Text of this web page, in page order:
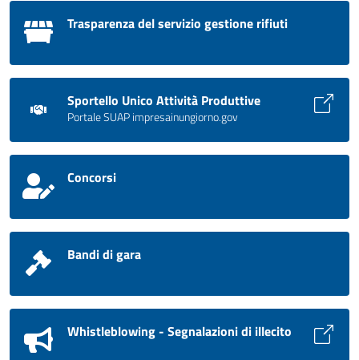
Trasparenza del servizio gestione rifiuti
Sportello Unico Attività Produttive
Portale SUAP impresainungiorno.gov
Concorsi
Bandi di gara
Whistleblowing - Segnalazioni di illecito